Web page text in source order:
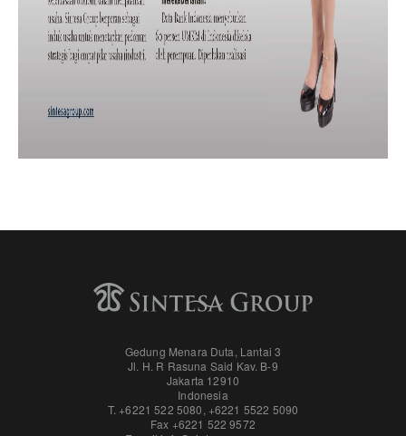
Gedung Menara Duta, Lantai 3
Jl. H. R Rasuna Said Kav. B-9
Jakarta 12910
Indonesia
T. +6221 522 5080, +6221 5522 5090
Fax +6221 522 9572